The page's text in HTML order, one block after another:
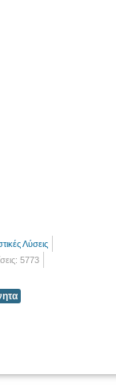
Λύσεις
5773